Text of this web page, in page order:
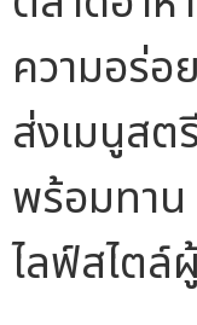
ความอร่อ
ส่งเมนูสต
พร้อมทาน
ไลฟ์สไตล์